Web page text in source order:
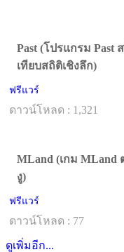
Past (โปรแกรม Past
เทียบสถิติเชิงลึก)
ฟรีแวร์
ดาวน์โหลด : 1,321
MLand (เกม
งู)
ฟรีแวร์
ดาวน์โหลด : 77
ดูเพิ่มอีก...